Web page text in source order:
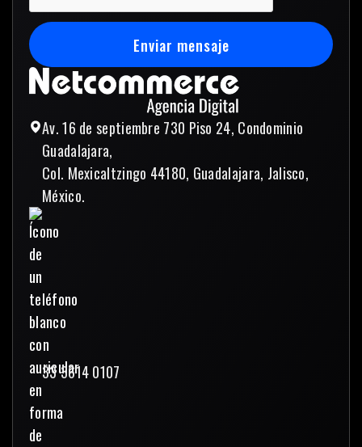
Av. 16 de septiembre 730 Piso 24, Condominio
Guadalajara,
Col. Mexicaltzingo 44180, Guadalajara, Jalisco,
México.
33 3614 0107
Enviar mensaje
Enviar mensaje